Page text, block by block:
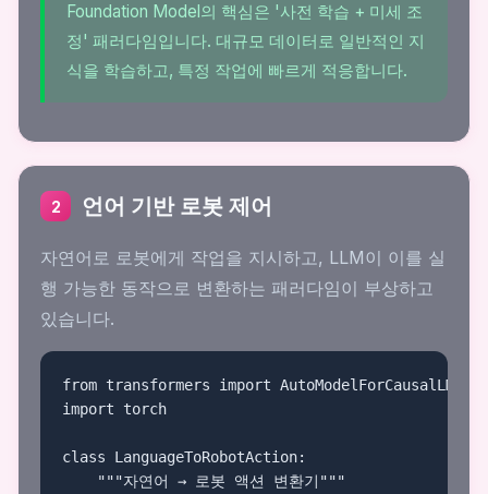
Foundation Model의 핵심은 '사전 학습 + 미세 조
정' 패러다임입니다. 대규모 데이터로 일반적인 지
식을 학습하고, 특정 작업에 빠르게 적응합니다.
2 언어 기반 로봇 제어
자연어로 로봇에게 작업을 지시하고, LLM이 이를 실
행 가능한 동작으로 변환하는 패러다임이 부상하고
있습니다.
from transformers import AutoModelForCausalLM,
import torch
class LanguageToRobotAction:
    """자연어 → 로봇 액션 변환기"""